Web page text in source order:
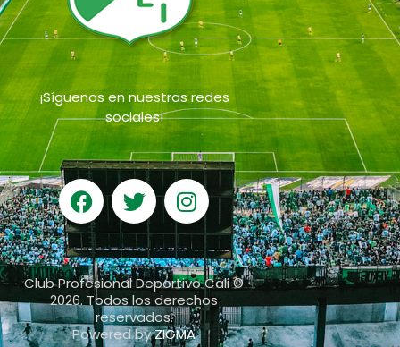
¡Síguenos en nuestras redes
sociales!
Club Profesional Deportivo Cali ©
2026. Todos los derechos
reservados.
Powered byZIGMA